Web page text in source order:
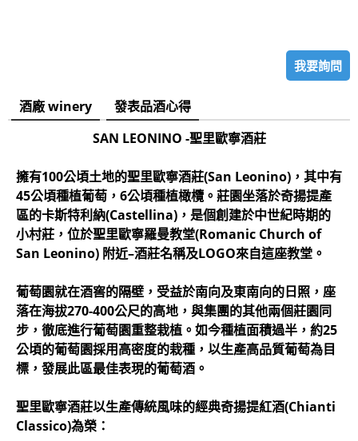
我要詢問
酒廠 winery
發表品酒心得
SAN LEONINO -聖里歐寧酒莊
擁有100公頃土地的聖里歐寧酒莊(San Leonino)，其中有
45公頃種植葡萄，6公頃種植橄欖。莊園坐落於奇揚提產
區的卡斯特利納(Castellina)，是個創建於中世紀時期的
小村莊，位於聖里歐寧羅曼教堂(Romanic Church of
San Leonino) 附近–酒莊名稱及LOGO來自這座教堂。
葡萄園就在酒窖的隔壁，受益於南向及東南向的日照，座
落在海拔270-400公尺的高地，與集團的其他兩個莊園同
步，徹底進行葡萄園重整栽植。如今種植面積過半，約25
公頃的葡萄園採用高密度的栽種，以生產高品質葡萄為目
標，發展此區最佳表現的葡萄酒。
聖里歐寧酒莊以生產傳統風味的經典奇揚提紅酒(Chianti
Classico)為榮：